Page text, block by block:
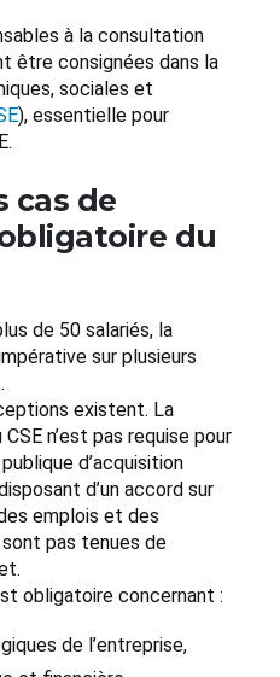
à la consultation
être consignées dans la
sociales et
), essentielle pour
cas de
du
de 50 salariés, la
sur plusieurs
existent. La
n’est pas requise pour
d’acquisition
d’un accord sur
emplois et des
pas tenues de
obligatoire concernant :
de l’entreprise,